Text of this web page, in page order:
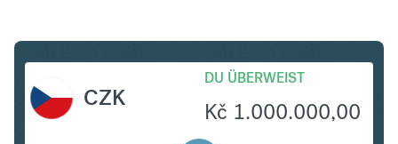
CZK
DU ÜBERWEIST
Kč 1.000.000,00